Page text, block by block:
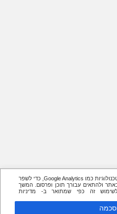
אנו משתמשים בעוגיות (Cookies) ובטכנולוגיות כמו Google Analytics, כדי לשפר
ולהתאים עבורך תוכן ופרסום. המשך
זה כפי שמתואר ב- מדיניות